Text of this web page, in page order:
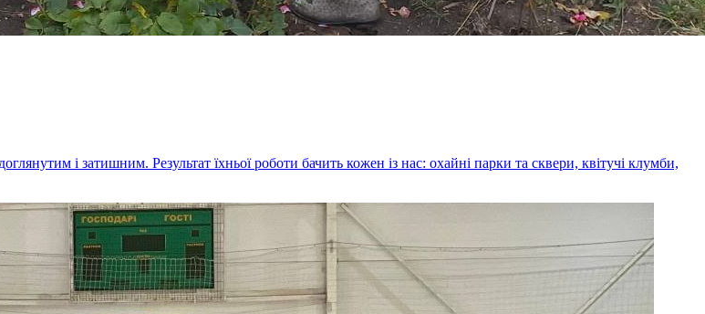
і затишним. Результат їхньої роботи бачить кожен із нас: охайні парки та сквери, квітучі клумби,